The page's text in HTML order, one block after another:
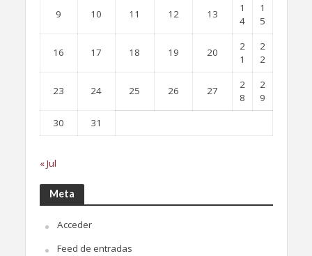
9 10 11 12 13
1
4
1
5
16 17 18 19 20
2
1
2
2
23 24 25 26 27
2
8
2
9
30
31
« Jul
Meta
Acceder
Feed de entradas